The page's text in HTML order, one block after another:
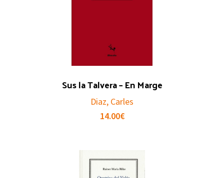
Sus la Talvera – En Marge
Diaz, Carles
14.00€